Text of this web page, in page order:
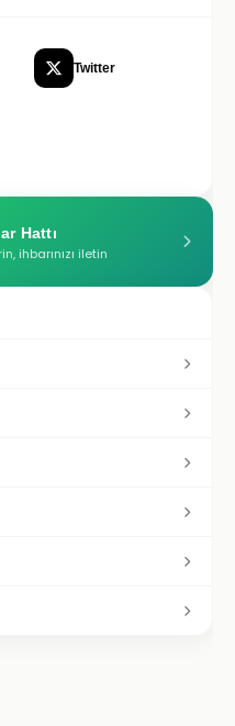
Twitter
Hattı
ihbarınızı iletin